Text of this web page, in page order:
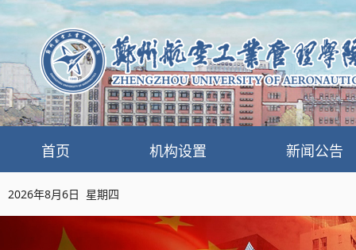
首页 机构设置 新闻公告
2026年8月6日 星期四